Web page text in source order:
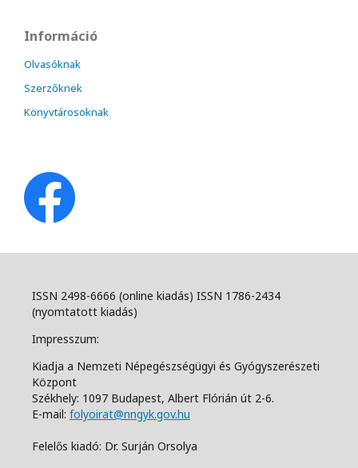
Információ
Olvasóknak
Szerzőknek
Könyvtárosoknak
ISSN 2498-6666 (online kiadás) ISSN 1786-2434
(nyomtatott kiadás)
Impresszum:
Kiadja a Nemzeti Népegészségügyi és Gyógyszerészeti
Központ
Székhely: 1097 Budapest, Albert Flórián út 2-6.
E-mail: folyoirat@nngyk.gov.hu
Felelős kiadó: Dr. Surján Orsolya